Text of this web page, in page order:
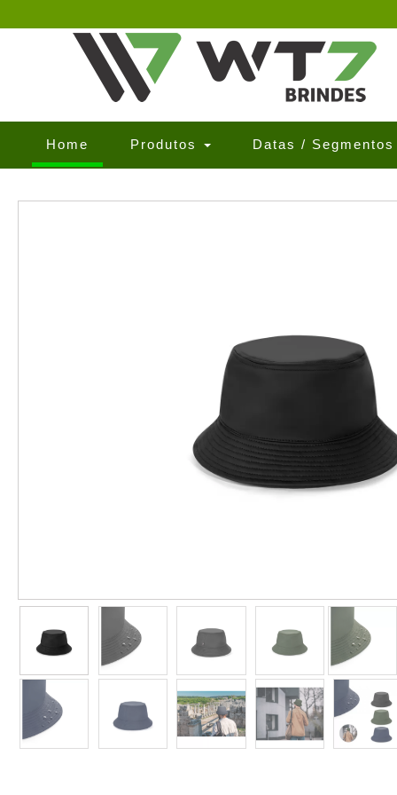
Home (current)Produtos Datas /